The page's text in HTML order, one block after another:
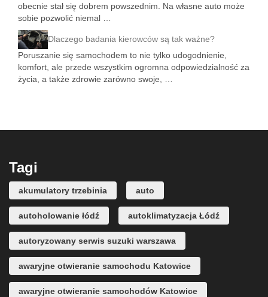
obecnie stał się dobrem powszednim. Na własne auto może
sobie pozwolić niemal …
Dlaczego badania kierowców są tak ważne?
Poruszanie się samochodem to nie tylko udogodnienie,
komfort, ale przede wszystkim ogromna odpowiedzialność za
życia, a także zdrowie zarówno swoje, …
Tagi
akumulatory trzebinia auto
autoholowanie łódź autoklimatyzacja Łódź
autoryzowany serwis suzuki warszawa
awaryjne otwieranie samochodu Katowice
awaryjne otwieranie samochodów Katowice